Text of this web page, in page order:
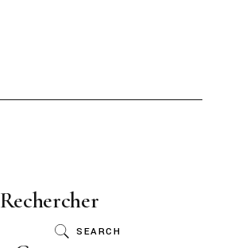
Rechercher
SEARCH